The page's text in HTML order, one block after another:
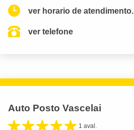
ver horario de atendimento.
ver telefone
Auto Posto Vascelai
1 aval.